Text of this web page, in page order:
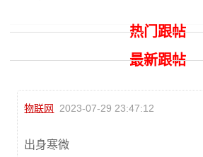
热门跟帖
最新跟帖
物联网 2023-07-29 23:47:12
出身寒微